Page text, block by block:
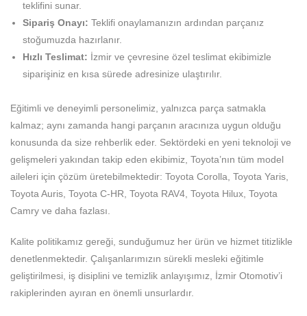
teklifini sunar.
Sipariş Onayı: Teklifi onaylamanızın ardından parçanız
stoğumuzda hazırlanır.
Hızlı Teslimat: İzmir ve çevresine özel teslimat ekibimizle
siparişiniz en kısa sürede adresinize ulaştırılır.
Eğitimli ve deneyimli personelimiz, yalnızca parça satmakla
kalmaz; aynı zamanda hangi parçanın aracınıza uygun olduğu
konusunda da size rehberlik eder. Sektördeki en yeni teknoloji ve
gelişmeleri yakından takip eden ekibimiz, Toyota’nın tüm model
aileleri için çözüm üretebilmektedir: Toyota Corolla, Toyota Yaris,
Toyota Auris, Toyota C-HR, Toyota RAV4, Toyota Hilux, Toyota
Camry ve daha fazlası.
Kalite politikamız gereği, sunduğumuz her ürün ve hizmet titizlikle
denetlenmektedir. Çalışanlarımızın sürekli mesleki eğitimle
geliştirilmesi, iş disiplini ve temizlik anlayışımız, İzmir Otomotiv’i
rakiplerinden ayıran en önemli unsurlardır.